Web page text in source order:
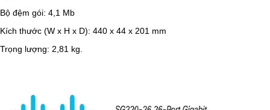
Bộ đệm gói: 4,1 Mb
Kích thước (W x H x D): 440 x 44 x 201 mm
Trọng lượng: 2,81 kg.